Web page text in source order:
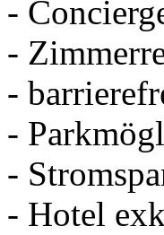
-
-
-
-
-
- Hotel